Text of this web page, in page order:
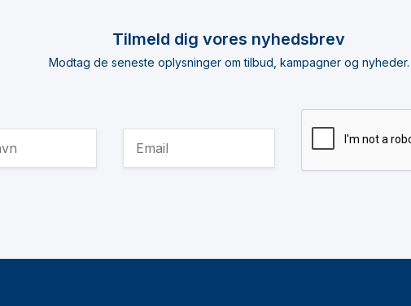
Tilmeld dig vores nyhedsbrev
Modtag de seneste oplysninger om tilbud, kampagner og nyheder.